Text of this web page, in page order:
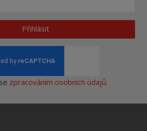
Přihlásit
zpracováním osobních údajů.